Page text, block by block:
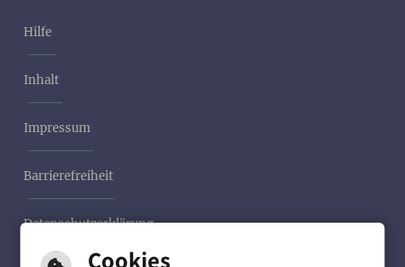
Hilfe
Inhalt
Impressum
Barrierefreiheit
Datenschutzerklärung
Cookies